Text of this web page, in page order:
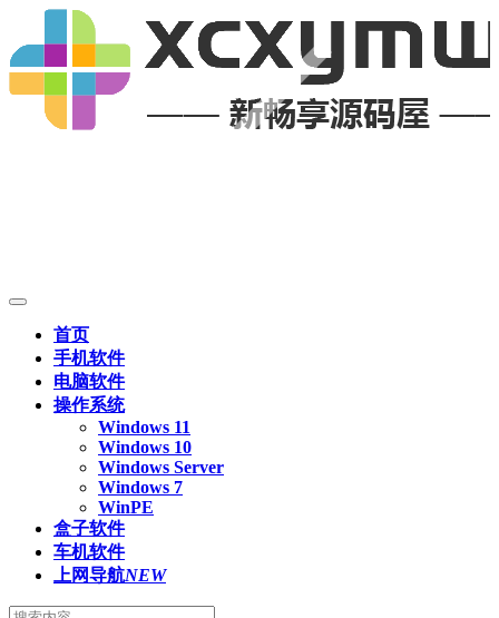
首页
手机软件
电脑软件
操作系统
Windows 11
Windows 10
Windows Server
Windows 7
WinPE
盒子软件
车机软件
上网导航NEW